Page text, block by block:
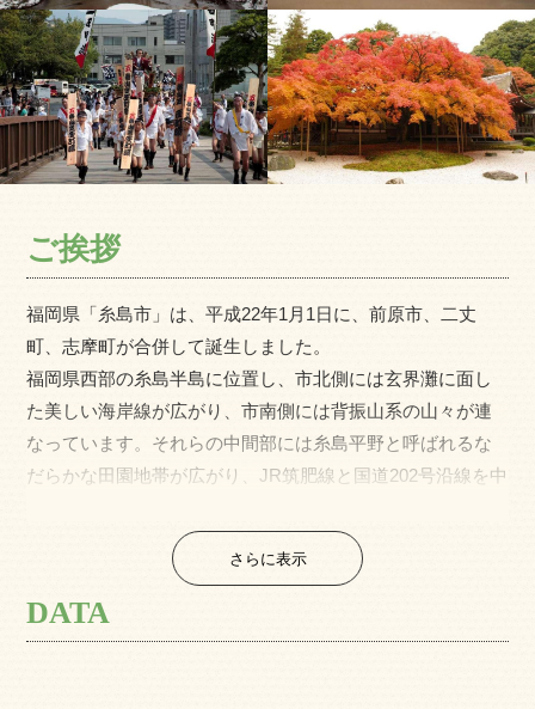
ご挨拶
福岡県「糸島市」は、平成22年1月1日に、前原市、二丈
町、志摩町が合併して誕生しました。
福岡県西部の糸島半島に位置し、市北側には玄界灘に面し
た美しい海岸線が広がり、市南側には背振山系の山々が連
なっています。それらの中間部には糸島平野と呼ばれるな
だらかな田園地帯が広がり、JR筑肥線と国道202号沿線を中
東は福岡市、西は佐賀県唐津市、南は佐賀市と接し、福岡
市の中心部天神からJR筑肥線筑前前原駅、西九州自動車道
前原インターチェンジともに約30〜40分の距離であり、博
多駅や福岡空港にも乗り換えなしでアクセスでき、交通利
さらに表示
DATA